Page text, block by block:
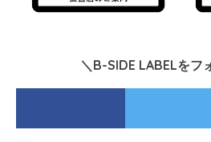
＼B-SIDE LABELをフ